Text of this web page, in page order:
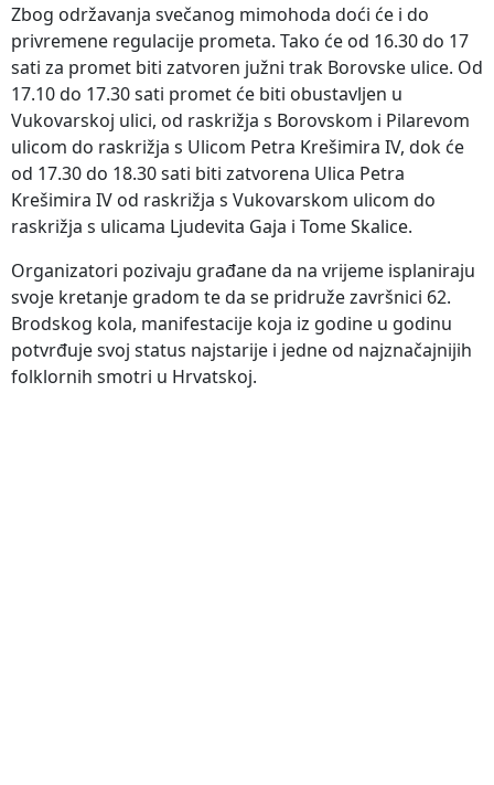
Zbog održavanja svečanog mimohoda doći će i do
privremene regulacije prometa. Tako će od 16.30 do 17
sati za promet biti zatvoren južni trak Borovske ulice. Od
17.10 do 17.30 sati promet će biti obustavljen u
Vukovarskoj ulici, od raskrižja s Borovskom i Pilarevom
ulicom do raskrižja s Ulicom Petra Krešimira IV, dok će
od 17.30 do 18.30 sati biti zatvorena Ulica Petra
Krešimira IV od raskrižja s Vukovarskom ulicom do
raskrižja s ulicama Ljudevita Gaja i Tome Skalice.
Organizatori pozivaju građane da na vrijeme isplaniraju
svoje kretanje gradom te da se pridruže završnici 62.
Brodskog kola, manifestacije koja iz godine u godinu
potvrđuje svoj status najstarije i jedne od najznačajnijih
folklornih smotri u Hrvatskoj.